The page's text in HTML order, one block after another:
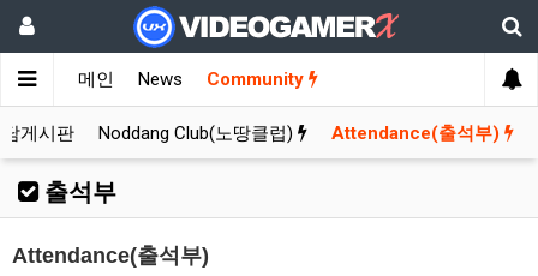
메인 News Community
게시판 Noddang Club(노땅클럽) Attendance(출석부)
출석부
Attendance(출석부)